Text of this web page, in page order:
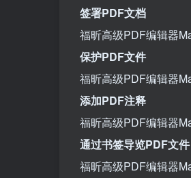
签署PDF文档
福昕高级PDF编辑器
保护PDF文件
福昕高级PDF编辑器
添加PDF注释
福昕高级PDF编辑器
通过书签导览PDF文件
福昕高级PDF编辑器